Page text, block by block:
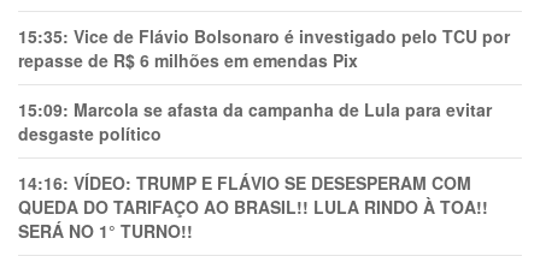
15:35: Vice de Flávio Bolsonaro é investigado pelo TCU por
repasse de R$ 6 milhões em emendas Pix
15:09: Marcola se afasta da campanha de Lula para evitar
desgaste político
14:16: VÍDEO: TRUMP E FLÁVIO SE DESESPERAM COM
QUEDA DO TARIFAÇO AO BRASIL!! LULA RINDO À TOA!!
SERÁ NO 1° TURNO!!